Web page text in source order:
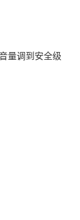
量调到安全级